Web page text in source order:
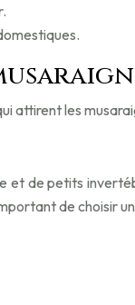
attirent les
de petits
de choisir